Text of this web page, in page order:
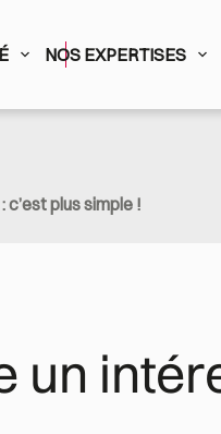
NOS EXPERTISES
plus simple !